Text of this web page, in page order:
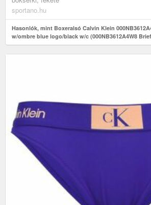
sportano.hu
Hasonlók, mint Boxeralsó Calvin Klein
w/ombre blue logo/black w/c (000NB3612A4W8